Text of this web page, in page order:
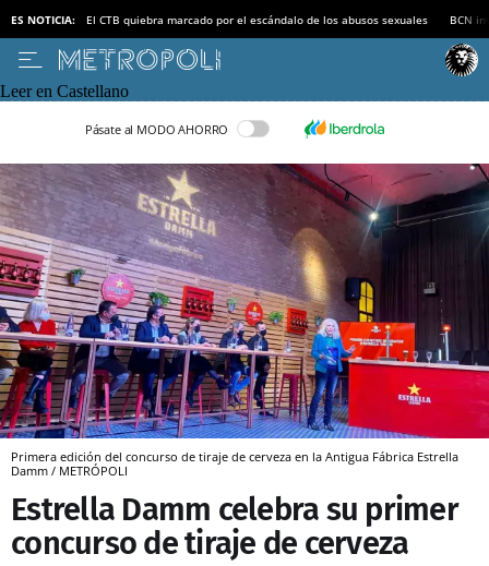
ES NOTICIA: El CTB quiebra marcado por el escándalo de los abusos sexuales BCN
Leer en Castellano
Pásate al MODO AHORRO
Primera edición del concurso de tiraje de cerveza en la Antigua Fábrica Estrella
Damm / METRÓPOLI
Estrella Damm celebra su primer
concurso de tiraje de cerveza